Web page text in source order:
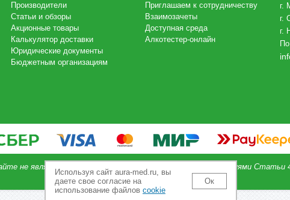
Производители
Статьи и обзоры
Акционные товары
Калькулятор доставки
Юридические документы
Бюджетным организациям
Приглашаем к сотрудничеству
Взаимозачеты
Доступная среда
Алкотестер-онлайн
г.
г.
г.
не является публичной офертой, определяемой положениями Статьи
Используя сайт aura-med.ru, вы
даете свое согласие на
использование файлов cookie
Ок